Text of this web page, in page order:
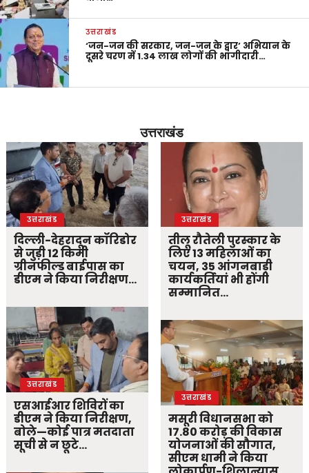
उत्तराखंड
‘जन-जन की सरकार, जन-जन के द्वार’ अभियान के
दूसरे चरण में 1.34 लाख लोगों की भागीदारी…
उत्तराखंड
उत्तराखंड
दिल्ली-देहरादून कॉरिडोर
से जुड़ी 12 किमी
ग्रीनफील्ड बाईपास का
डीएम ने किया निरीक्षण…
उत्तराखंड
एसआईआर शिविरों का
डीएम ने किया निरीक्षण,
बोले—कोई पात्र मतदाता
सूची से न छूटे…
उत्तराखंड
तीलू रौतेली पुरस्कार के
लिए 13 महिलाओं का
चयन, 35 आंगनबाड़ी
कार्यकर्तियां भी होंगी
सम्मानित…
उत्तराखंड
मसूरी विधानसभा को
17.80 करोड़ की विकास
योजनाओं की सौगात,
सीएम धामी ने किया